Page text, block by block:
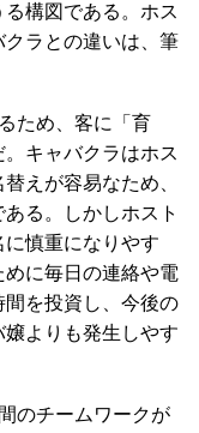
構図である。ホス
クラとの違いは、筆
ため、客に「育
キャバクラはホス
えが容易なため、
る。しかしホスト
慎重になりやす
に毎日の連絡や電
を投資し、今後の
よりも発生しやす
のチームワークが